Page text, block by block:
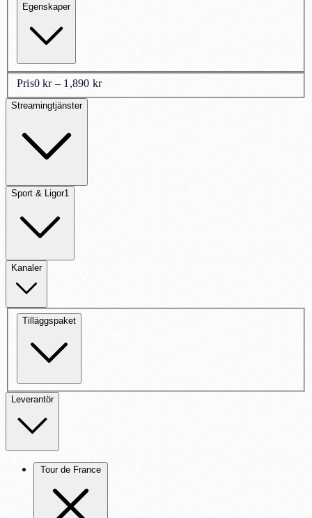
Egenskaper
Pris0 kr – 1,890 kr
Streamingtjänster
Sport & Ligor1
Kanaler
Tilläggspaket
Leverantör
Tour de France